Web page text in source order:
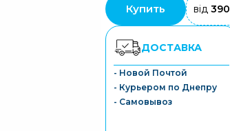
Купить від 390
ДОСТАВКА
- Новой Почтой
- Курьером по Днепру
- Самовывоз